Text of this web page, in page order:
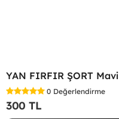
YAN FIRFIR ŞORT Mavi
0 Değerlendirme
300 TL